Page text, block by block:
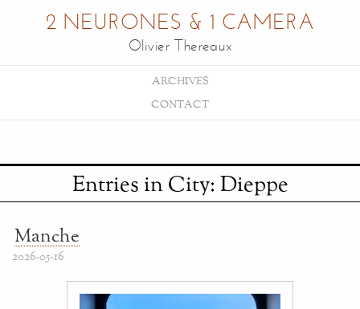
2 NEURONES & 1 CAMERA
Olivier Thereaux
ARCHIVES
CONTACT
Entries in City: Dieppe
Manche
2026-05-16